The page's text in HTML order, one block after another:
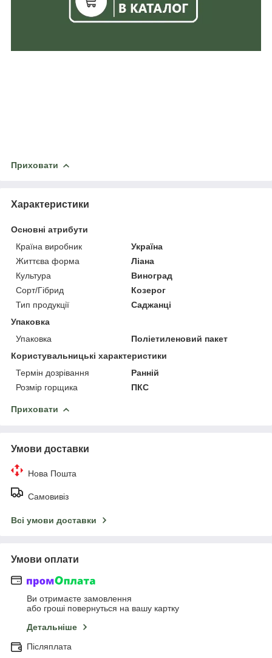
Приховати
Характеристики
Основні атрибути
Країна виробник
Україна
Життєва форма
Ліана
Культура
Виноград
Сорт/Гібрид
Козерог
Тип продукції
Саджанці
Упаковка
Упаковка
Поліетиленовий пакет
Користувальницькі характеристики
Термін дозрівання
Ранній
Розмір горщика
ПКС
Приховати
Умови доставки
Нова Пошта
Самовивіз
Всі умови доставки
Умови оплати
Ви отримаєте замовлення
або гроші повернуться на вашу картку
Детальніше
Післяплата